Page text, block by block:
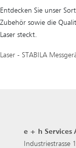
Entdecken Sie unser
Zubehör sowie die
Laser steckt.
Laser - STABILA
e + h Services
Industriestrasse